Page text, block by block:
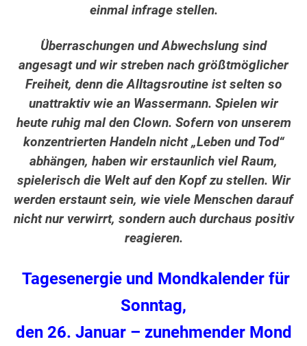
einmal infrage stellen.
Überraschungen und Abwechslung sind
angesagt und wir streben nach größtmöglicher
Freiheit, denn dieAlltagsroutine ist selten so
unattraktiv wie an Wassermann. Spielen wir
heute ruhig mal den Clown. Sofern von unserem
konzentrierten Handeln nicht „Leben und Tod“
abhängen, haben wir erstaunlich viel Raum,
spielerisch die Welt auf den Kopf zu stellen. Wir
werden erstaunt sein, wie viele Menschen darauf
nicht nur verwirrt, sondern auch durchaus positiv
reagieren.
Tagesenergie und Mondkalender für
Sonntag,
den 26. Januar – zunehmender Mond